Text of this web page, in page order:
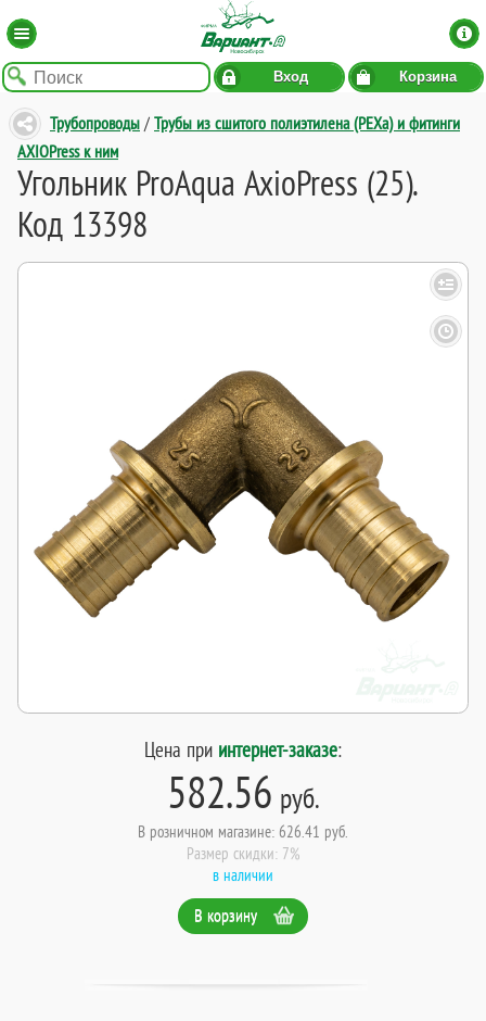
Вход Корзина
Трубопроводы / Трубы из сшитого полиэтилена (PEXa) и фитинги
AXIOPress к ним
Угольник ProAqua AxioPress (25).
Код 13398
Цена при интернет-заказе:
582.56 руб.
В розничном магазине: 626.41 руб.
Размер скидки: 7%
в наличии
В корзину